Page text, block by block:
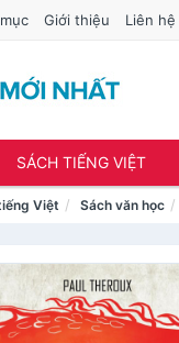
Giới thiệu Liên hệ
SÁCH TIẾNG VIỆT
Việt Sách văn học